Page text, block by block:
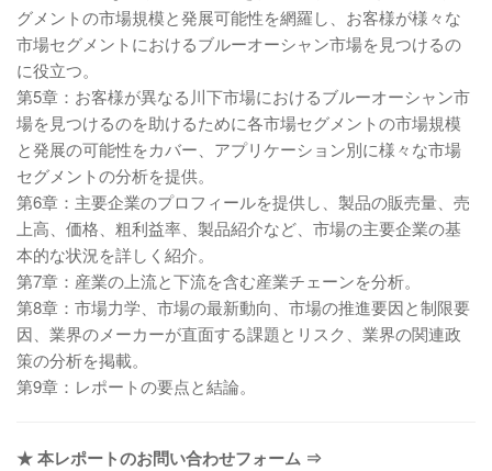
グメントの市場規模と発展可能性を網羅し、お客様が様々な
市場セグメントにおけるブルーオーシャン市場を見つけるの
に役立つ。
第5章：お客様が異なる川下市場におけるブルーオーシャン市
場を見つけるのを助けるために各市場セグメントの市場規模
と発展の可能性をカバー、アプリケーション別に様々な市場
セグメントの分析を提供。
第6章：主要企業のプロフィールを提供し、製品の販売量、売
上高、価格、粗利益率、製品紹介など、市場の主要企業の基
本的な状況を詳しく紹介。
第7章：産業の上流と下流を含む産業チェーンを分析。
第8章：市場力学、市場の最新動向、市場の推進要因と制限要
因、業界のメーカーが直面する課題とリスク、業界の関連政
策の分析を掲載。
第9章：レポートの要点と結論。
★ 本レポートのお問い合わせフォーム ⇒